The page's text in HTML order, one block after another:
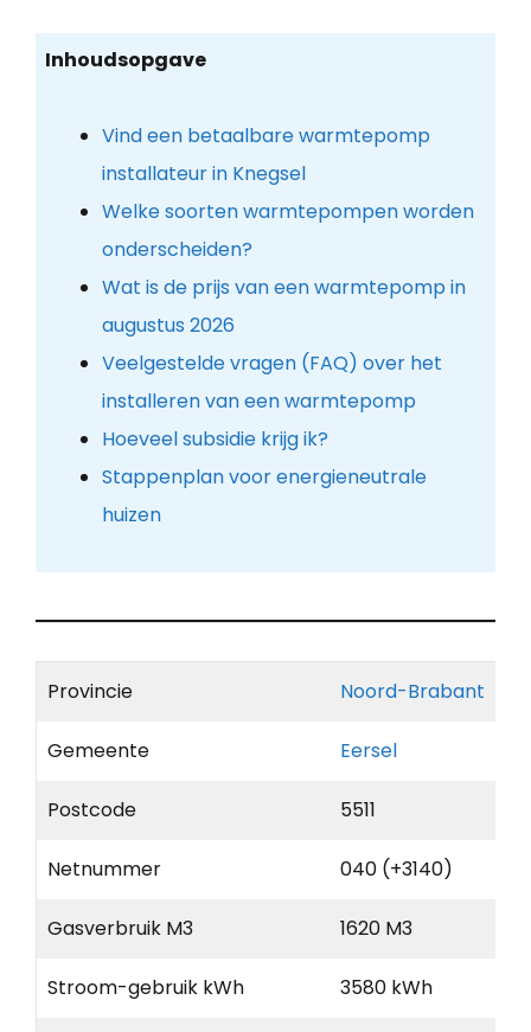
Inhoudsopgave
Vind een betaalbare warmtepomp
installateur in Knegsel
Welke soorten warmtepompen worden
onderscheiden?
Wat is de prijs van een warmtepomp in
augustus 2026
Veelgestelde vragen (FAQ) over het
installeren van een warmtepomp
Hoeveel subsidie krijg ik?
Stappenplan voor energieneutrale
huizen
Provincie Noord-Brabant
Gemeente Eersel
Postcode 5511
Netnummer 040 (+3140)
Gasverbruik M3 1620 M3
Stroom-gebruik kWh 3580 kWh